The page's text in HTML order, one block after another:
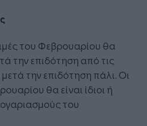
του Φεβρουαρίου θα
την επιδότηση από τις
την επιδότηση πάλι. Οι
θα είναι ίδιοι ή
του